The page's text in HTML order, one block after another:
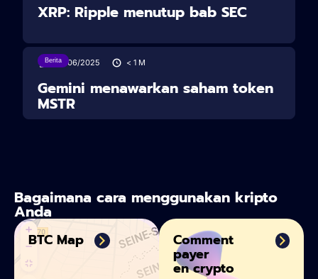
XRP: Ripple menutup bab SEC
Berita28/06/2025 < 1 M
Gemini menawarkan saham token
MSTR
Bagaimana cara menggunakan kripto
Anda
BTC Map Comment
payer
en crypto